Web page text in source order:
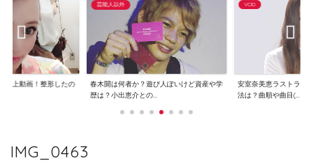
炎上動画！整形したの
芸能人以外
春木開は何者か？遊び人ぽいけど資産や学
歴は？小出恵介との...
VOD
安室奈美恵ラストライ
法は？曲順や曲目(...
IMG_0463